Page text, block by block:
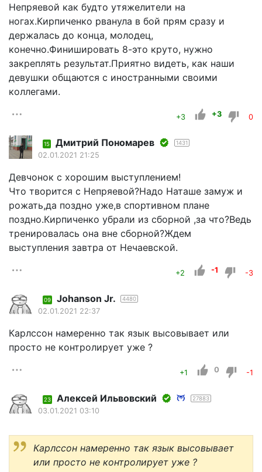
Непряевой как будто утяжелители на
ногах.Кирпиченко рванула в бой прям сразу и
держалась до конца, молодец,
конечно.Финишировать 8-это круто, нужно
закреплять результат.Приятно видеть, как наши
девушки общаются с иностранными своими
коллегами.
+3 +3 0
15 Дмитрий Пономарев 1431
02.01.2021 21:25
Девчонок с хорошим выступлением!
Что творится с Непряевой?Надо Наташе замуж и
рожать,да поздно уже,в спортивном плане
поздно.Кирпиченко убрали из сборной ,за что?Ведь
тренировалась она вне сборной?Ждем
выступления завтра от Нечаевской.
+2 -1 -3
09 Johanson Jr. 4480
02.01.2021 22:37
Карлссон намеренно так язык высовывает или
просто не контролирует уже ?
+1 0 -1
23 Алексей Ильвовский 27883
03.01.2021 03:10
Карлссон намеренно так язык высовывает
или просто не контролирует уже ?